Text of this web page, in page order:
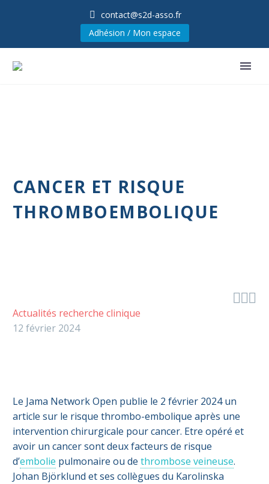
contact@s2d-asso.fr
Adhésion / Mon espace
CANCER ET RISQUE
THROMBOEMBOLIQUE

Actualités recherche clinique
12 février 2024
Le Jama Network Open publie le 2 février 2024 un
article sur le risque thrombo-embolique après une
intervention chirurgicale pour cancer. Etre opéré et
avoir un cancer sont deux facteurs de risque
d’embolie pulmonaire ou de thrombose veineuse.
Johan Björklund et ses collègues du Karolinska